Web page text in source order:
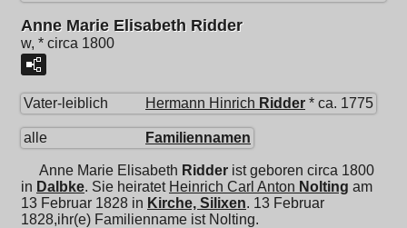
Anne Marie Elisabeth Ridder
w, * circa 1800
Vater-leiblich Hermann Hinrich Ridder * ca. 1775
alle Familiennamen
Anne Marie Elisabeth Ridder ist geboren circa 1800
in Dalbke. Sie heiratet Heinrich Carl Anton Nolting am
13 Februar 1828 in Kirche, Silixen. 13 Februar
1828,ihr(e) Familienname ist Nolting.